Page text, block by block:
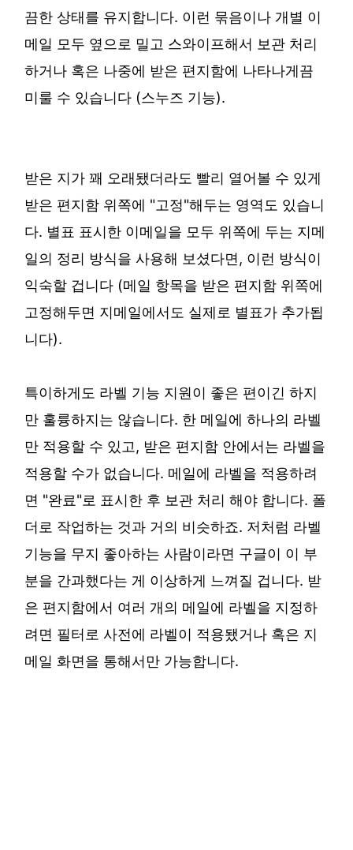
끔한 상태를 유지합니다. 이런 묶음이나 개별 이
메일 모두 옆으로 밀고 스와이프해서 보관 처리
하거나 혹은 나중에 받은 편지함에 나타나게끔
미룰 수 있습니다 (스누즈 기능).
받은 지가 꽤 오래됐더라도 빨리 열어볼 수 있게
받은 편지함 위쪽에 "고정"해두는 영역도 있습니
다. 별표 표시한 이메일을 모두 위쪽에 두는 지메
일의 정리 방식을 사용해 보셨다면, 이런 방식이
익숙할 겁니다 (메일 항목을 받은 편지함 위쪽에
고정해두면 지메일에서도 실제로 별표가 추가됩
니다).
특이하게도 라벨 기능 지원이 좋은 편이긴 하지
만 훌륭하지는 않습니다. 한 메일에 하나의 라벨
만 적용할 수 있고, 받은 편지함 안에서는 라벨을
적용할 수가 없습니다. 메일에 라벨을 적용하려
면 "완료"로 표시한 후 보관 처리 해야 합니다. 폴
더로 작업하는 것과 거의 비슷하죠. 저처럼 라벨
기능을 무지 좋아하는 사람이라면 구글이 이 부
분을 간과했다는 게 이상하게 느껴질 겁니다. 받
은 편지함에서 여러 개의 메일에 라벨을 지정하
려면 필터로 사전에 라벨이 적용됐거나 혹은 지
메일 화면을 통해서만 가능합니다.